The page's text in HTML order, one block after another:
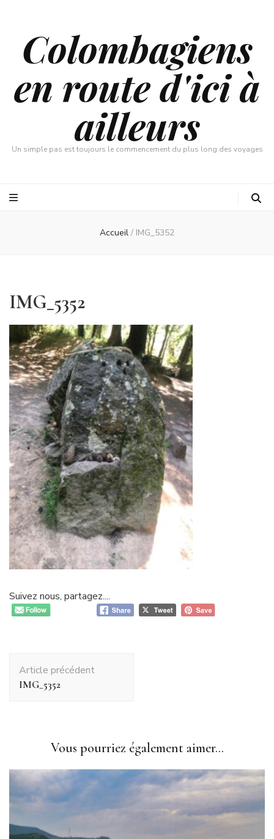
Colombagiens
en route d'ici à
ailleurs
Un simple pas est toujours le commencement du plus long des voyages
Accueil / IMG_5352
IMG_5352
Suivez nous, partagez....
d'article
Article précédent
IMG_5352
Vous pourriez également aimer...